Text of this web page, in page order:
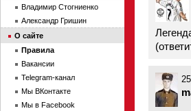
(
Владимир Стогниенко
Александр Гришин
О сайте
Правила
Вакансии
Telegram-канал
Мы ВКонтакте
Мы в Facebook